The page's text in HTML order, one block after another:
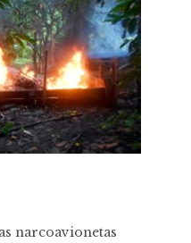
narcoavionetas